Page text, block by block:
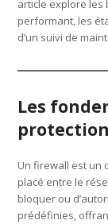
article explore les
performant, les
d’un suivi de
Les
Un firewall est un
placé entre le
bloquer ou
prédéfinies,